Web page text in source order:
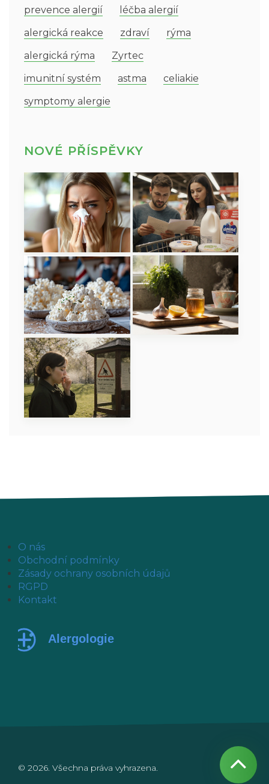
prevence alergií
léčba alergií
alergická reakce
zdraví
rýma
alergická rýma
Zyrtec
imunitní systém
astma
celiakie
symptomy alergie
NOVÉ PŘÍSPĚVKY
O nás
Obchodní podmínky
Zásady ochrany osobních údajů
RGPD
Kontakt
© 2026. Všechna práva vyhrazena.